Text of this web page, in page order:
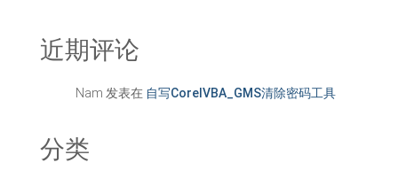
近期评论
Nam 发表在 自写CorelVBA_GMS清除密码工具
分类